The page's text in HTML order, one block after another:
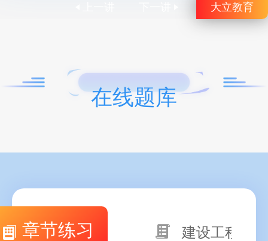
大立教育
在线题库
章节练习 建设工程基